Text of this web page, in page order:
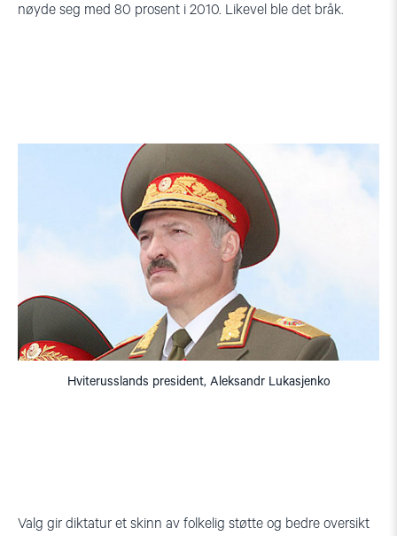
nøyde seg med 80 prosent i 2010. Likevel ble det bråk.
Hviterusslands president, Aleksandr Lukasjenko
Valg gir diktatur et skinn av folkelig støtte og bedre oversikt